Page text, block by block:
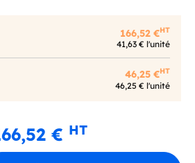
166,52 €HT
41,63 € l'unité
46,25 €HT
46,25 € l'unité
€ HT